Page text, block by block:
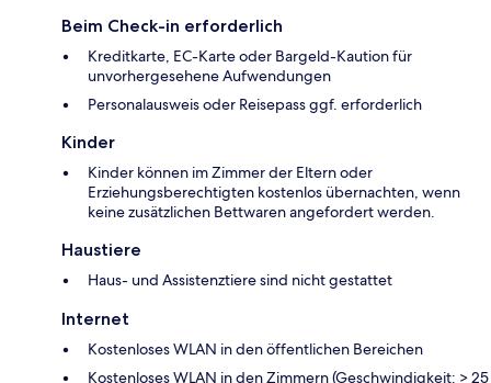
Beim Check-in erforderlich
Kreditkarte, EC-Karte oder Bargeld-Kaution für
unvorhergesehene Aufwendungen
Personalausweis oder Reisepass ggf. erforderlich
Kinder
Kinder können im Zimmer der Eltern oder
Erziehungsberechtigten kostenlos übernachten, wenn
keine zusätzlichen Bettwaren angefordert werden.
Haustiere
Haus- und Assistenztiere sind nicht gestattet
Internet
Kostenloses WLAN in den öffentlichen Bereichen
Kostenloses WLAN in den Zimmern (Geschwindigkeit: > 25